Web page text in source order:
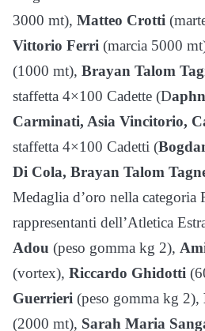
3000 mt), Matteo Crotti
Vittorio Ferri (marcia 5000
(1000 mt), Brayan Talom
staffetta 4×100 Cadette (D
Carminati, Asia Vincitorio,
staffetta 4×100 Cadetti (
Di Cola, Brayan Talom
Medaglia d’oro nella categoria
rappresentanti dell’Atletica
Adou (peso gomma kg 2),
(vortex), Riccardo Ghidotti
Guerrieri (peso gomma kg 2),
(2000 mt), Sarah Maria